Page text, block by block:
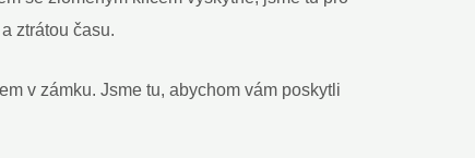
ztrátou času.
v zámku. Jsme tu, abychom vám poskytli